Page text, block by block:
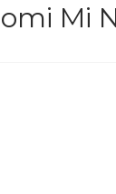
Mi